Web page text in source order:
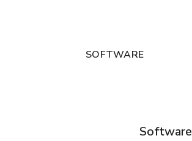
SOFTWARE
Software